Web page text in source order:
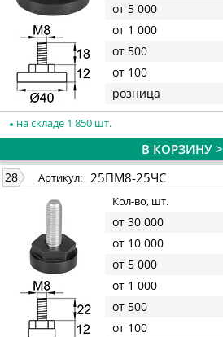
от 5 000
от 1 000
от 500
от 100
розница
на складе 1 850 шт.
В КОРЗИНУ >
28 Артикул: 25ПМ8-25ЧС
Кол-во, шт.
от 30 000
от 10 000
от 5 000
от 1 000
от 500
от 100